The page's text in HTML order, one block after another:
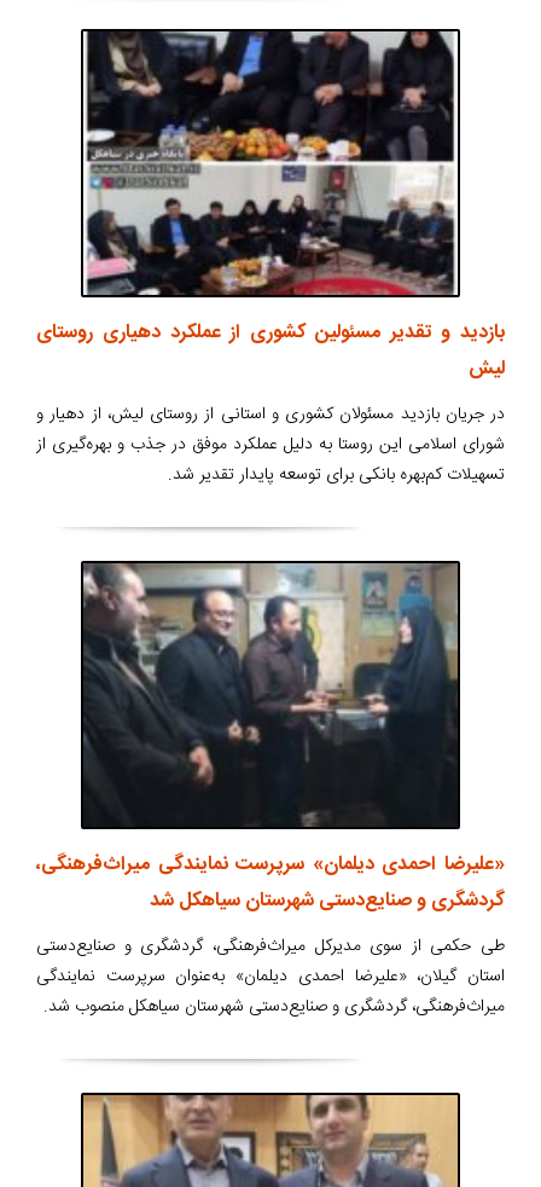
بازدید و تقدیر مسئولین کشوری از عملکرد دهیاری روستای
لیش
در جریان بازدید مسئولان کشوری و استانی از روستای لیش، از دهیار و
شورای اسلامی این روستا به دلیل عملکرد موفق در جذب و بهره‌گیری از
تسهیلات کم‌بهره بانکی برای توسعه پایدار تقدیر شد.
«علیرضا احمدی دیلمان» سرپرست نمایندگی میراث‌فرهنگی،
گردشگری و صنایع‌دستی شهرستان سیاهکل شد
طی حکمی از سوی مدیرکل میراث‌فرهنگی، گردشگری و صنایع‌دستی
استان گیلان، «علیرضا احمدی دیلمان» به‌عنوان سرپرست نمایندگی
میراث‌فرهنگی، گردشگری و صنایع‌دستی شهرستان سیاهکل منصوب شد.